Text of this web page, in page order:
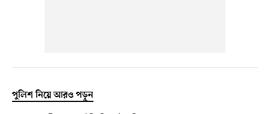
পুলিশ নিয়ে আরও পড়ুন